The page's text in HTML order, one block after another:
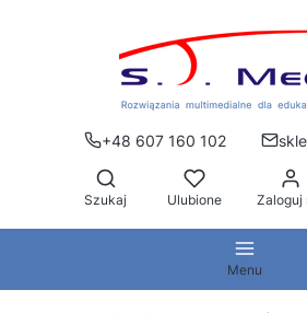
+48 607 160 102
Otwórz wyszukiwarkę
Szukaj Ulubione Zaloguj
Menu